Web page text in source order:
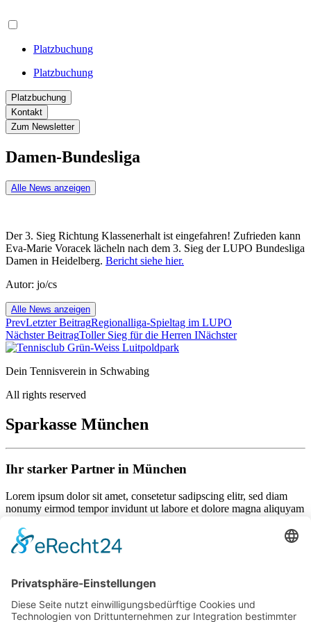
Platzbuchung
Platzbuchung
Platzbuchung
Kontakt
Zum Newsletter
Damen-Bundesliga
Alle News anzeigen
Der 3. Sieg Richtung Klassenerhalt ist eingefahren! Zufrieden kann
Eva-Marie Voracek lächeln nach dem 3. Sieg der LUPO Bundesliga
Damen in Heidelberg. Bericht siehe hier.
Autor: jo/cs
Alle News anzeigen
PrevLetzter BeitragRegionalliga-Spieltag im LUPO
Nächster BeitragToller Sieg für die Herren INächster
Dein Tennisverein in Schwabing
All rights reserved
Sparkasse München
Ihr starker Partner in München
Lorem ipsum dolor sit amet, consetetur sadipscing elitr, sed diam
nonumy eirmod tempor invidunt ut labore et dolore magna aliquyam
et ea rebum. Stet clita kasd gubergren, no sea takimata sanctus est
Lorem ipsum dolor sit amet.